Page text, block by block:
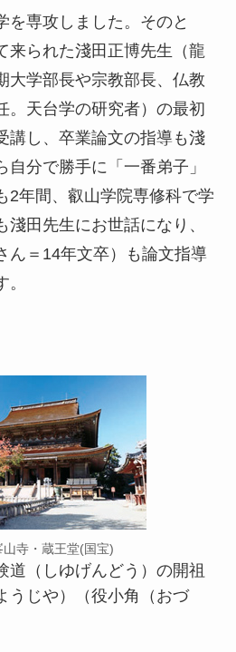
を専攻しました。そのと
来られた淺田正博先生（龍
大学部長や宗教部長、仏教
。天台学の研究者）の最初
講し、卒業論文の指導も淺
自分で勝手に「一番弟子」
2年間、叡山学院専修科で学
田先生にお世話になり、
ん＝14年文卒）も論文指導
山寺・蔵王堂(国宝)
道（しゆげんどう）の開祖
うじや）（役小角（おづ